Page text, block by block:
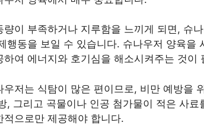
량이 부족하거나 지루함을 느끼게 되면, 슈
행동을 보일 수 있습니다. 슈나우저 양육을
하여 에너지와 호기심을 해소시켜주는 것이
우저는 식탐이 많은 편이므로, 비만 예방을
, 그리고 곡물이나 인공 첨가물이 적은 사
적으로만 제공해야 합니다.